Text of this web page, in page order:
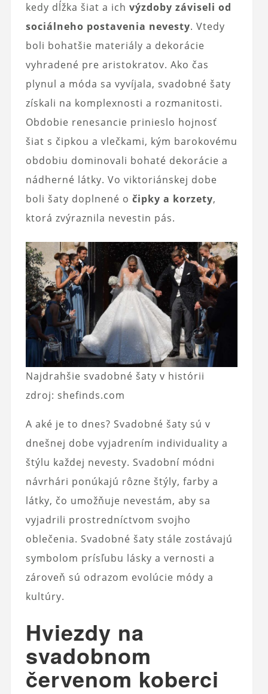
kedy dĺžka šiat a ich výzdoby záviseli od
sociálneho postavenia nevesty. Vtedy
boli bohatšie materiály a dekorácie
vyhradené pre aristokratov. Ako čas
plynul a móda sa vyvíjala, svadobné šaty
získali na komplexnosti a rozmanitosti.
Obdobie renesancie prinieslo hojnosť
šiat s čipkou a vlečkami, kým barokovému
obdobiu dominovali bohaté dekorácie a
nádherné látky. Vo viktoriánskej dobe
boli šaty doplnené o čipky a korzety,
ktorá zvýraznila nevestin pás.
Najdrahšie svadobné šaty v histórii
zdroj: shefinds.com
A aké je to dnes? Svadobné šaty sú v
dnešnej dobe vyjadrením individuality a
štýlu každej nevesty. Svadobní módni
návrhári ponúkajú rôzne štýly, farby a
látky, čo umožňuje nevestám, aby sa
vyjadrili prostredníctvom svojho
oblečenia. Svadobné šaty stále zostávajú
symbolom prísľubu lásky a vernosti a
zároveň sú odrazom evolúcie módy a
kultúry.
Hviezdy na
svadobnom
červenom koberci